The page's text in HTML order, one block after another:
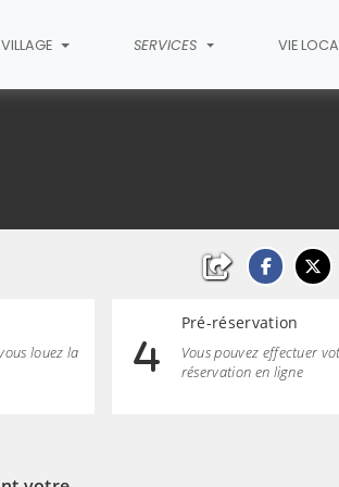
SERVICES VIE
louez la
Pré-réservation
Vous pouvez effectuer
réservation en ligne